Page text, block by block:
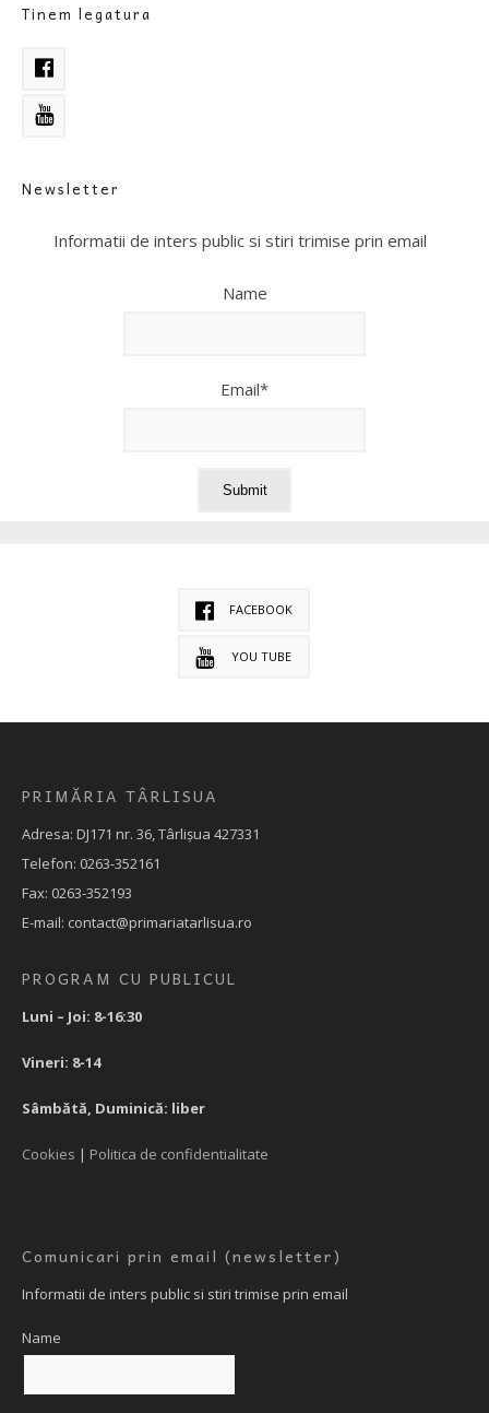
Tinem legatura
Newsletter
Informatii de inters public si stiri trimise prin email
Name
Email*
FACEBOOK
YOU TUBE
PRIMĂRIA TÂRLISUA
Adresa: DJ171 nr. 36, Târlișua 427331
Telefon: 0263-352161
Fax: 0263-352193
E-mail: contact@primariatarlisua.ro
PROGRAM CU PUBLICUL
Luni – Joi: 8-16:30
Vineri: 8-14
Sâmbătă, Duminică: liber
Cookies | Politica de confidentialitate
Comunicari prin email (newsletter)
Informatii de inters public si stiri trimise prin email
Name